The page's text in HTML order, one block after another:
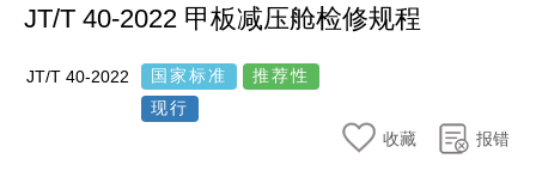
JT/T 40-2022 甲板减压舱检修规程
JT/T 40-2022 国家标准
推荐性
现行
收藏 报错